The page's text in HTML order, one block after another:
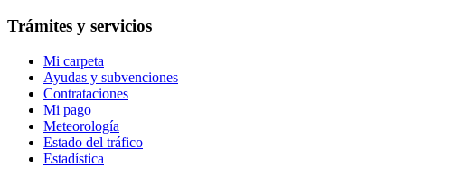
Trámites y servicios
Mi carpeta
Ayudas y subvenciones
Contrataciones
Mi pago
Meteorología
Estado del tráfico
Estadística